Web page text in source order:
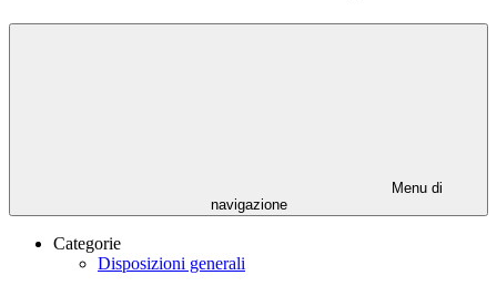
Menu di
navigazione
Categorie
Disposizioni generali